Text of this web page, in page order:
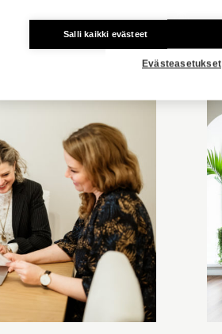
Salli kaikki evästeet
Evästeasetukset